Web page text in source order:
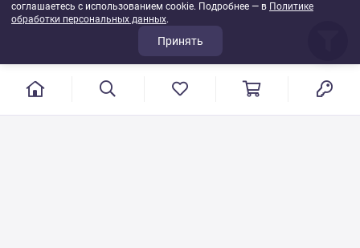
соглашаетесь с использованием cookie. Подробнее — в Политике
обработки персональных данных.
Принять